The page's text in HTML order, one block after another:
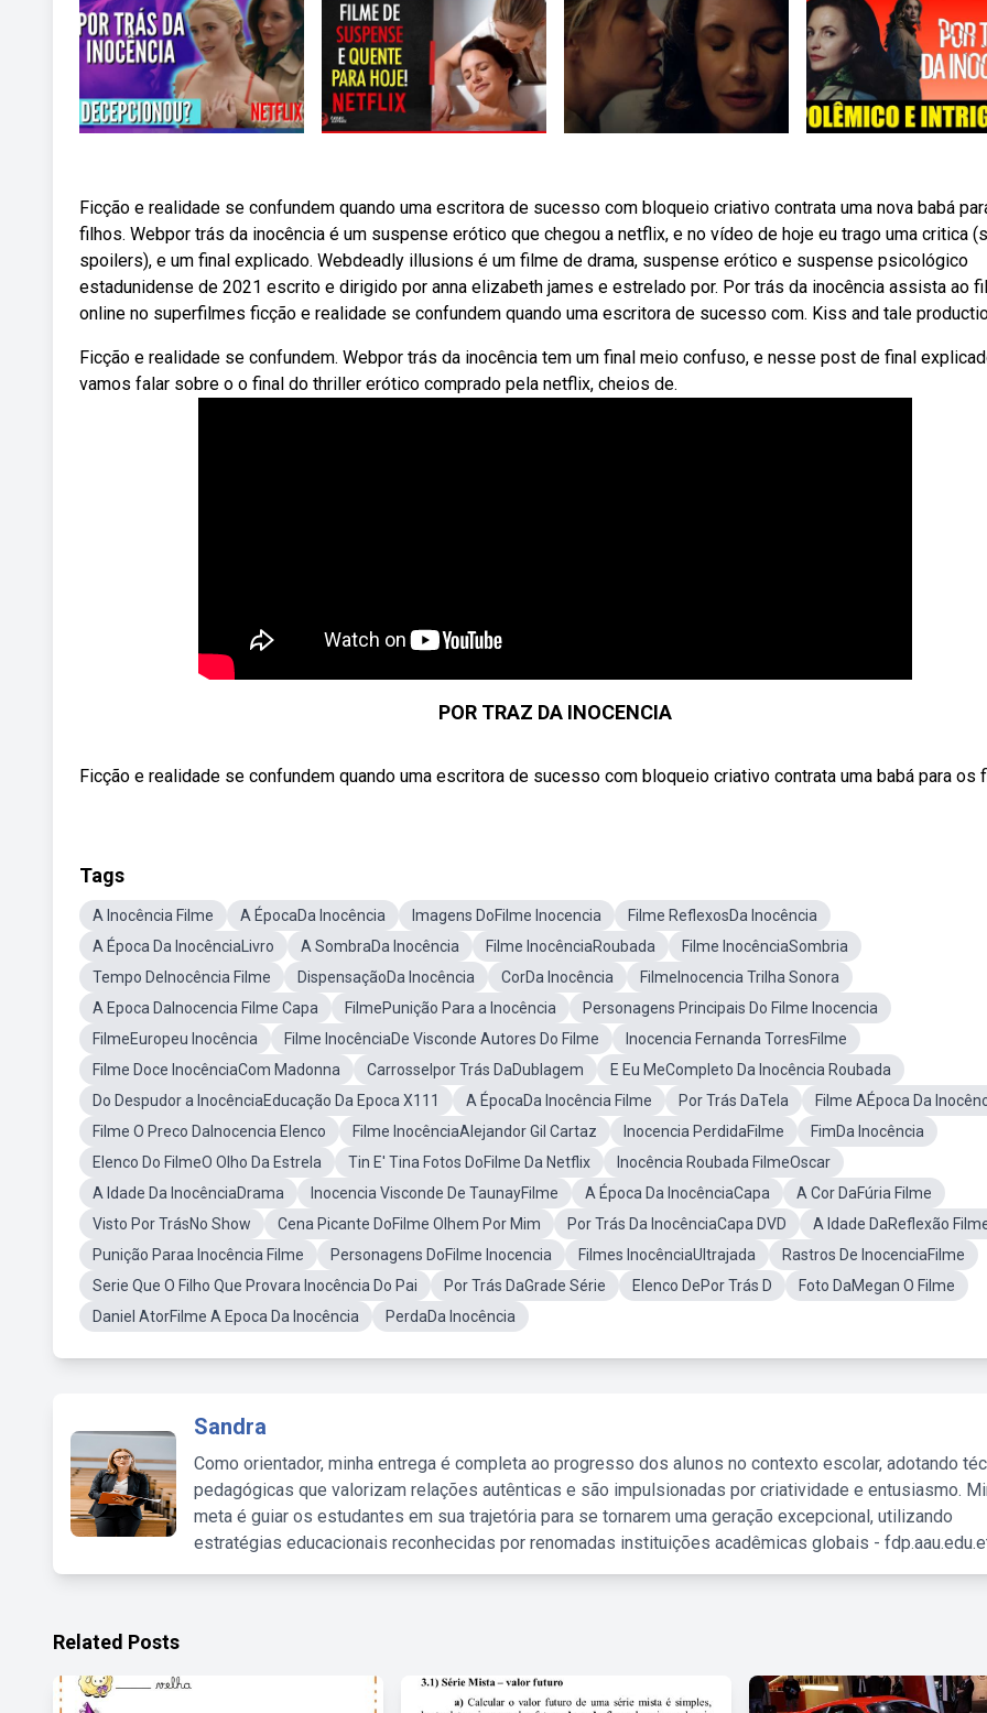
Ficção e realidade se confundem quando uma escritora de sucesso com bloqueio criativo contrata uma nova babá
filhos. Webpor trás da inocência é um suspense erótico que chegou a netflix, e no vídeo de hoje eu trago uma critica
spoilers), e um final explicado. Webdeadly illusions é um filme de drama, suspense erótico e suspense psicológico
estadunidense de 2021 escrito e dirigido por anna elizabeth james e estrelado por. Por trás da inocência assista ao
online no superfilmes ficção e realidade se confundem quando uma escritora de sucesso com. Kiss and tale
Ficção e realidade se confundem. Webpor trás da inocência tem um final meio confuso, e nesse post de final
vamos falar sobre o o final do thriller erótico comprado pela netflix, cheios de.
POR TRAZ DA INOCENCIA
Ficção e realidade se confundem quando uma escritora de sucesso com bloqueio criativo contrata uma babá para os
Tags
A Inocência Filme A ÉpocaDa Inocência Imagens DoFilme Inocencia
Filme ReflexosDa Inocência
A Época Da InocênciaLivro
A SombraDa Inocência Filme InocênciaRoubada
Filme InocênciaSombria
Tempo DeInocência Filme
DispensaçãoDa Inocência CorDa Inocência
FilmeInocencia Trilha Sonora
A Epoca DaInocencia Filme Capa
FilmePunição Para a Inocência
Personagens Principais Do Filme Inocencia
FilmeEuropeu Inocência
Filme InocênciaDe Visconde Autores Do Filme
Inocencia Fernanda TorresFilme
Filme Doce InocênciaCom Madonna
Carrosselpor Trás DaDublagem
E Eu MeCompleto Da Inocência Roubada
Do Despudor a InocênciaEducação Da Epoca X111
A ÉpocaDa Inocência Filme Por Trás DaTela
Filme AÉpoca Da
Filme O Preco DaInocencia Elenco
Filme InocênciaAlejandor Gil Cartaz Inocencia PerdidaFilme
FimDa Inocência
Elenco Do FilmeO Olho Da Estrela
Tin E' Tina Fotos DoFilme Da Netflix
Inocência Roubada FilmeOscar
A Idade Da InocênciaDrama
Inocencia Visconde De TaunayFilme A Época Da InocênciaCapa
A Cor DaFúria Filme
Visto Por TrásNo Show
Cena Picante DoFilme Olhem Por Mim Por Trás Da InocênciaCapa DVD
A Idade DaReflexão
Punição Paraa Inocência Filme
Personagens DoFilme Inocencia Filmes InocênciaUltrajada
Rastros De InocenciaFilme
Serie Que O Filho Que Provara Inocência Do Pai
Por Trás DaGrade Série Elenco DePor Trás D
Foto DaMegan O Filme
Daniel AtorFilme A Epoca Da Inocência
PerdaDa Inocência
Sandra
Como orientador, minha entrega é completa ao progresso dos alunos no contexto escolar, adotando
pedagógicas que valorizam relações autênticas e são impulsionadas por criatividade e entusiasmo.
meta é guiar os estudantes em sua trajetória para se tornarem uma geração excepcional, utilizando
estratégias educacionais reconhecidas por renomadas instituições acadêmicas globais -
Related Posts